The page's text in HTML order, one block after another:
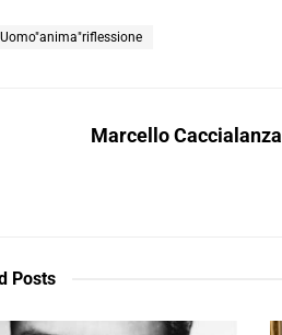
Marcello Caccialanza
Posts